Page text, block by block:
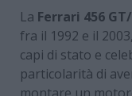
La Ferrari 456
fra il 1992 e il
capi di stato e
particolarità di